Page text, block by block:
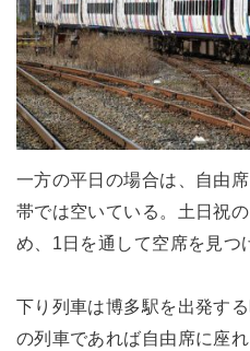
一方の平日の場合は、自由
帯では空いている。土日祝
め、1日を通して空席を見つ
下り列車は博多駅を出発す
の列車であれば自由席に座